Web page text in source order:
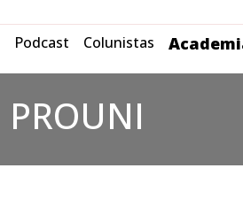
Podcast Colunistas
PROUNI